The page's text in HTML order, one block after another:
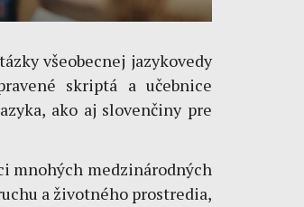
všeobecnej jazykovedy
skriptá a učebnice
ako aj slovenčiny pre
mnohých medzinárodných
a životného prostredia,